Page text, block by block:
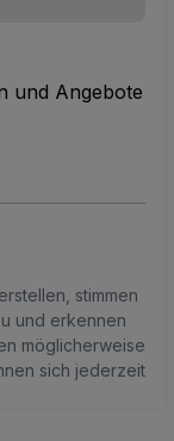
und Angebote
stimmen
und erkennen
möglicherweise
sich jederzeit